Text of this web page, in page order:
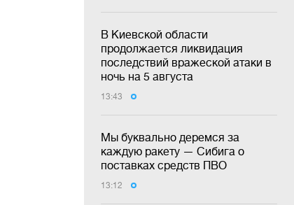
В Киевской области
продолжается ликвидация
последствий вражеской атаки в
ночь на 5 августа
13:43
Мы буквально деремся за
каждую ракету — Сибига о
поставках средств ПВО
13:12